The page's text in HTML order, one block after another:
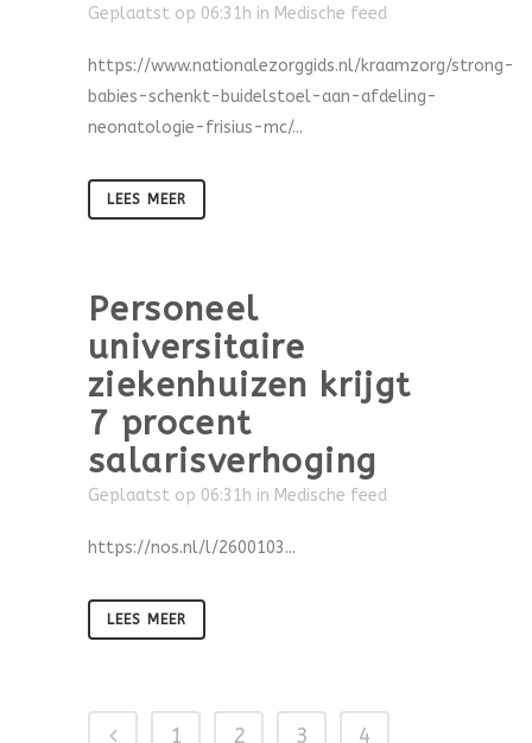
Geplaatst op 06:31h in Medische feed
https://www.nationalezorggids.nl/kraamzorg/strong-
babies-schenkt-buidelstoel-aan-afdeling-
neonatologie-frisius-mc/...
LEES MEER
Personeel
universitaire
ziekenhuizen krijgt
7 procent
salarisverhoging
Geplaatst op 06:31h in Medische feed
https://nos.nl/l/2600103...
LEES MEER
1 2 3
4